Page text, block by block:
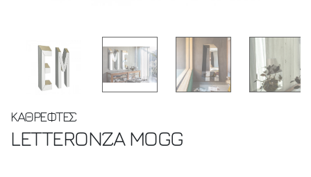
ΚΑΘΡΕΦΤΕΣ
LETTERONZAMOGG